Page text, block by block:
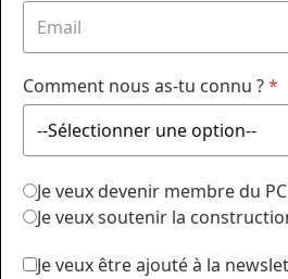
Comment nous as-tu connu ?*
Je veux devenir membre du
Je veux soutenir la
Je veux être ajouté à la